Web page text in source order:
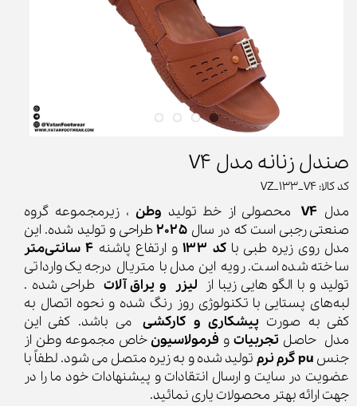
صندل زنانه مدل V4
کد کالا: VZ_133_V4
مدل V4 محصولی از خط تولید وطن ، زیرمجموعه گروه
صنعتی رجبی است که در سال ۲۰۲۵طراحی و تولید شده. این
مدل روی زیره طبی باکد ۱۳3 و ارتفاع پاشنه ۴ سانتی‌متر
ساخته شده است. رویه این مدل با متریال درجه یک وارداتی
تولید و با الگو هایی زیبا از
لیزر و یراق آلات طراحی شده .
لبه‌های پستایی با تکنولوژی روز رنگ‌ شده و نحوه اتصال به
کفی به صورت پیشکاری و کارکشی می باشد. کفی این
مدل حاصل تجربیاتو فرمولاسیون خاص مجموعه وطن از
جنس pu گرم نرم
تولید شده و به زیره متصل می شود. لطفاً با
عضویت در سایت و ارسال انتقادات و پیشنهادات خود ما را در
جهت ارائه بهتر محصولات یاری نمائید.